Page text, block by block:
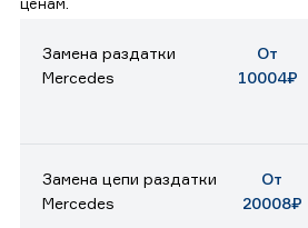
Замена раздатки
Mercedes
От
10004₽
Замена цепи раздатки
Mercedes
От
20008₽